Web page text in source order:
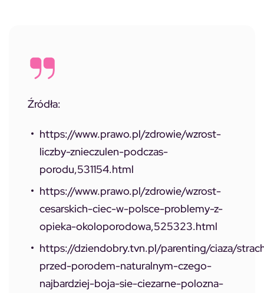
Źródła:
https://www.prawo.pl/zdrowie/wzrost-
liczby-znieczulen-podczas-
porodu,531154.html
https://www.prawo.pl/zdrowie/wzrost-
cesarskich-ciec-w-polsce-problemy-z-
opieka-okoloporodowa,525323.html
https://dziendobry.tvn.pl/parenting/ciaza/
przed-porodem-naturalnym-czego-
najbardziej-boja-sie-ciezarne-polozna-